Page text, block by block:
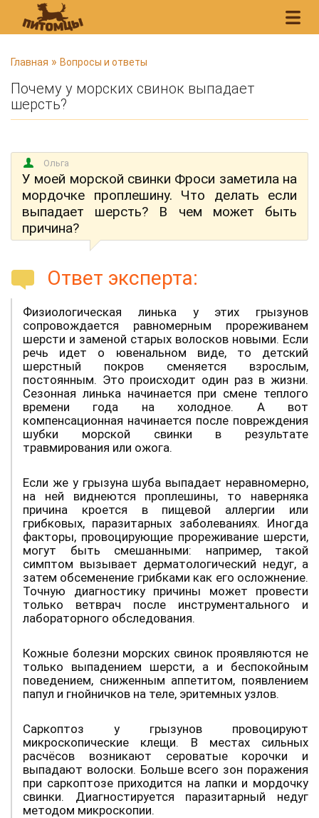
В
ы
з
д
с
Главная » Вопросы и ответы
Почему у морских свинок выпадает
шерсть?
Ольга
У моей морской свинки Фроси заметила на
мордочке проплешину. Что делать если
выпадает шерсть? В чем может быть
причина?
Ответ эксперта:
Физиологическая линька у этих грызунов
сопровождается равномерным прореживанем
шерсти и заменой старых волосков новыми. Если
речь идет о ювенальном виде, то детский
шерстный покров сменяется взрослым,
постоянным. Это происходит один раз в жизни.
Сезонная линька начинается при смене теплого
времени года на холодное. А вот
компенсационная начинается после повреждения
шубки морской свинки в результате
травмирования или ожога.
Если же у грызуна шуба выпадает неравномерно,
на ней виднеются проплешины, то наверняка
причина кроется в пищевой аллергии или
грибковых, паразитарных заболеваниях. Иногда
факторы, провоцирующие прореживание шерсти,
могут быть смешанными: например, такой
симптом вызывает дерматологический недуг, а
затем обсеменение грибками как его осложнение.
Точную диагностику причины может провести
только ветврач после инструментального и
лабораторного обследования.
Кожные болезни морских свинок проявляются не
только выпадением шерсти, а и беспокойным
поведением, сниженным аппетитом, появлением
папул и гнойничков на теле, эритемных узлов.
Саркоптоз у грызунов провоцируют
микроскопические клещи. В местах сильных
расчёсов возникают сероватые корочки и
выпадают волоски. Больше всего зон поражения
при саркоптозе приходится на лапки и мордочку
свинки. Диагностируется паразитарный недуг
методом микроскопии.